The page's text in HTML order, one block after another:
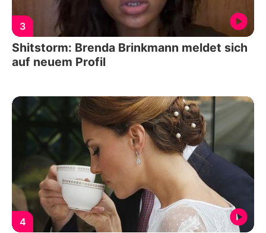
3
Shitstorm: Brenda Brinkmann meldet sich
auf neuem Profil
4